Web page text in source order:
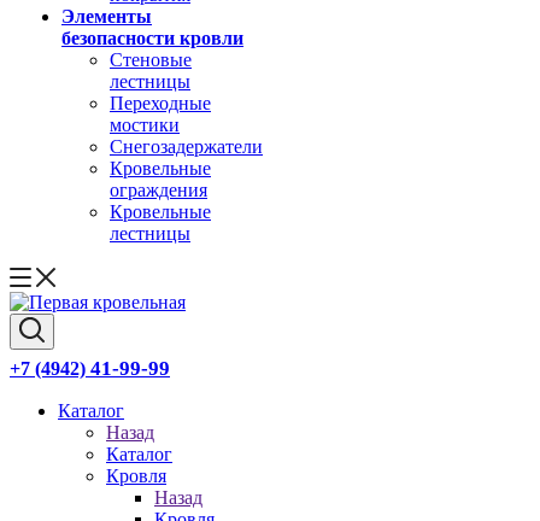
Элементы
безопасности кровли
Стеновые
лестницы
Переходные
мостики
Снегозадержатели
Кровельные
ограждения
Кровельные
лестницы
+7 (4942) 41-99-99
Каталог
Назад
Каталог
Кровля
Назад